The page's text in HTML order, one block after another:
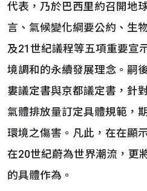
代表，乃於巴西里約召開地
言、氣候變化綱要公約、生
及21世紀議程等五項重要宣
境調和的永續發展理念。嗣
婁議定書與京都議定書，針
氣體排放量訂定具體規範，
環境之傷害。凡此，在在顯
在20世紀蔚為世界潮流，更
的具體作為。